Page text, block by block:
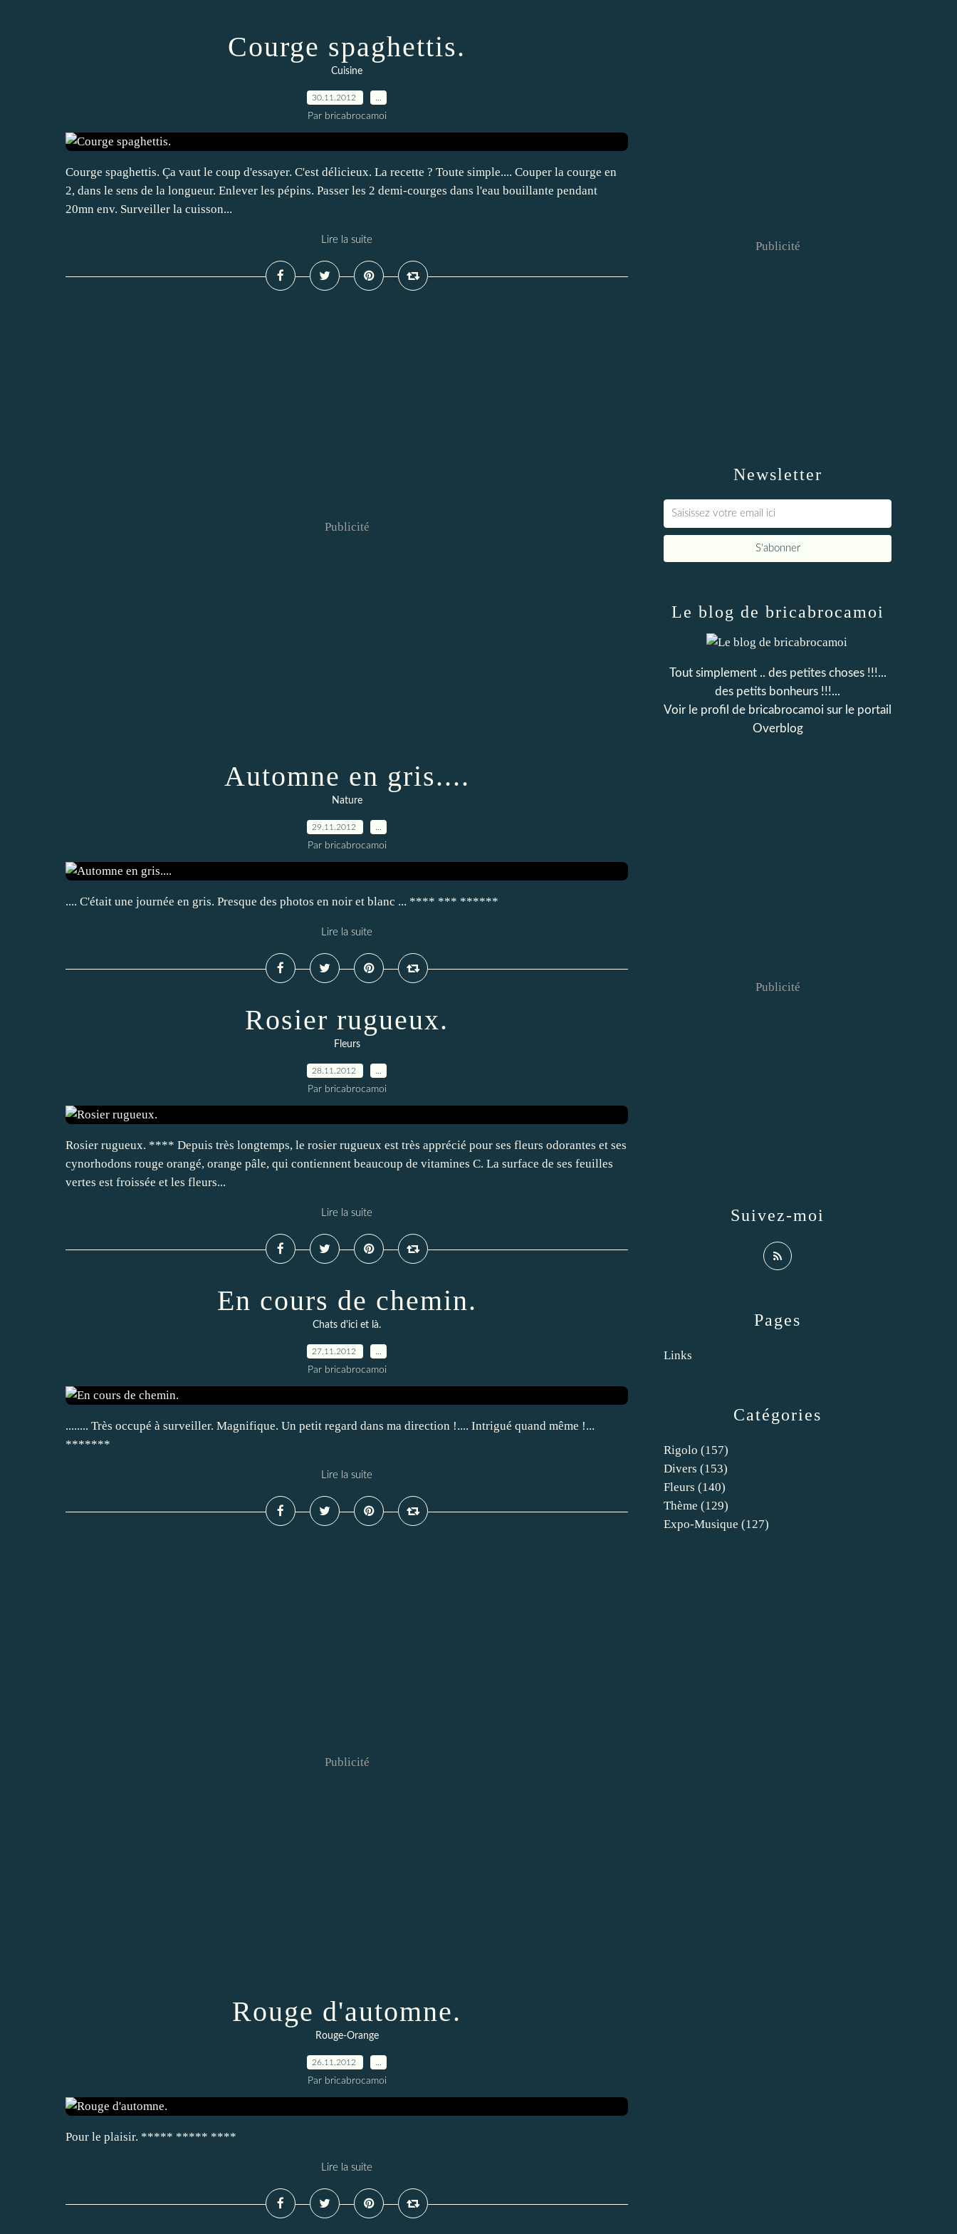
Courge spaghettis.
Cuisine
30.11.2012
Par bricabrocamoi
Courge spaghettis. Ça vaut le coup d'essayer. C'est délicieux. La recette ? Toute simple.... Couper la courge en
2, dans le sens de la longueur. Enlever les pépins. Passer les 2 demi-courges dans l'eau bouillante pendant
20mn env. Surveiller la cuisson...
Lire la suite
Publicité
Automne en gris....
Nature
29.11.2012
Par bricabrocamoi
.... C'était une journée en gris. Presque des photos en noir et blanc ... **** *** ******
Lire la suite
Rosier rugueux.
Fleurs
28.11.2012
Par bricabrocamoi
Rosier rugueux. **** Depuis très longtemps, le rosier rugueux est très apprécié pour ses fleurs odorantes et ses
cynorhodons rouge orangé, orange pâle, qui contiennent beaucoup de vitamines C. La surface de ses feuilles
vertes est froissée et les fleurs...
Lire la suite
En cours de chemin.
Chats d'ici et là.
27.11.2012
Par bricabrocamoi
........ Très occupé à surveiller. Magnifique. Un petit regard dans ma direction !.... Intrigué quand même !...
*******
Lire la suite
Publicité
Rouge d'automne.
Rouge-Orange
26.11.2012
Par bricabrocamoi
Pour le plaisir. ***** ***** ****
Lire la suite
Newsletter
Publicité
Catégories
Rigolo (157)
Divers (153)
Fleurs (140)
Thème (129)
Expo-Musique (127)
Pages
Links
Le blog de bricabrocamoi
Tout simplement .. des petites choses !!!...
des petits bonheurs !!!...
Voir le profil de bricabrocamoi sur le portail
Overblog
Suivez-moi
Publicité